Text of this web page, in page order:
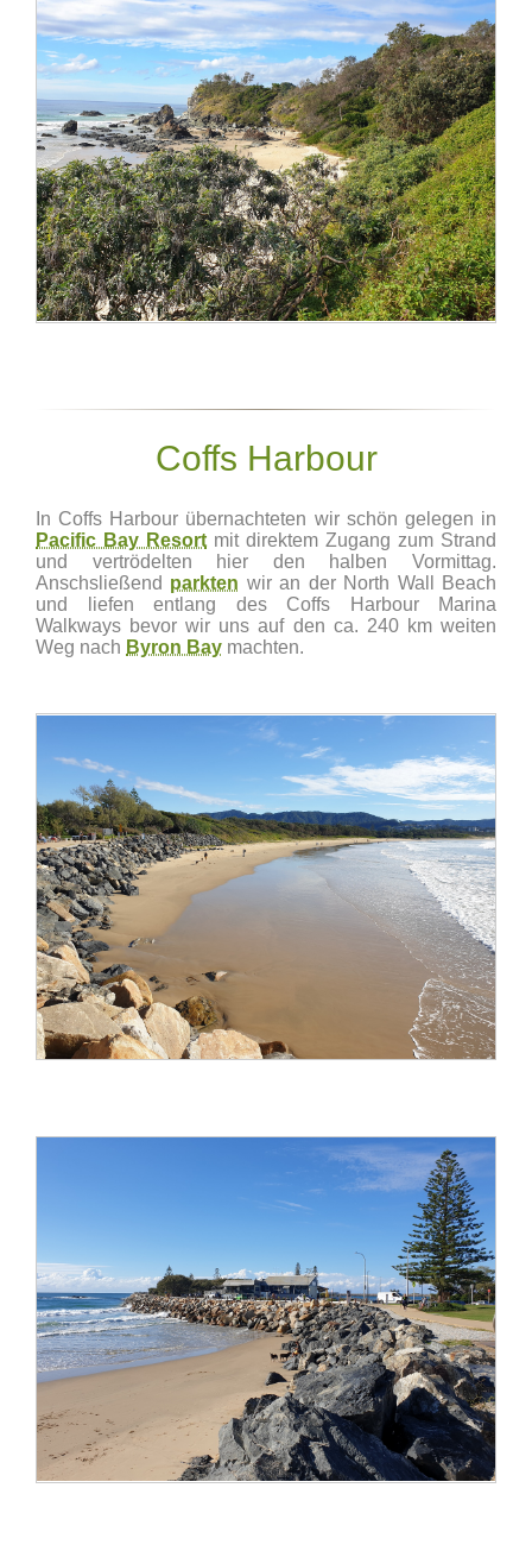
Coffs Harbour
In Coffs Harbour übernachteten wir schön gelegen in
Pacific Bay Resort mit direktem Zugang zum Strand
und vertrödelten hier den halben Vormittag.
Anschsließend parkten wir an der North Wall Beach
und liefen entlang des Coffs Harbour Marina
Walkways bevor wir uns auf den ca. 240 km weiten
Weg nach Byron Bay machten.